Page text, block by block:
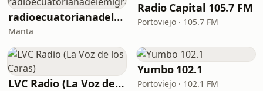
radioecuatorianadelemigrante
Manta
Radio Capital 105.7 FM
Portoviejo · 105.7 FM
LVC Radio (La Voz de los Caras)
Yumbo 102.1
Portoviejo · 102.1 FM